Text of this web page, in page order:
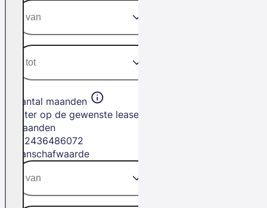
Aantal maanden
Filter op de gewenste leasetermijn in
maanden
2436486072
Aanschafwaarde